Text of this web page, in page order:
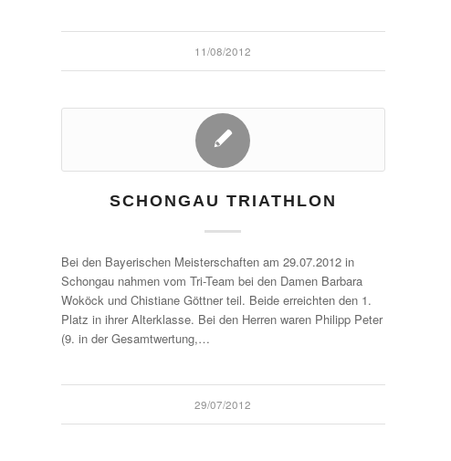
11/08/2012
SCHONGAU TRIATHLON
Bei den Bayerischen Meisterschaften am 29.07.2012 in
Schongau nahmen vom Tri-Team bei den Damen Barbara
Woköck und Chistiane Göttner teil. Beide erreichten den 1.
Platz in ihrer Alterklasse. Bei den Herren waren Philipp Peter
(9. in der Gesamtwertung,…
29/07/2012